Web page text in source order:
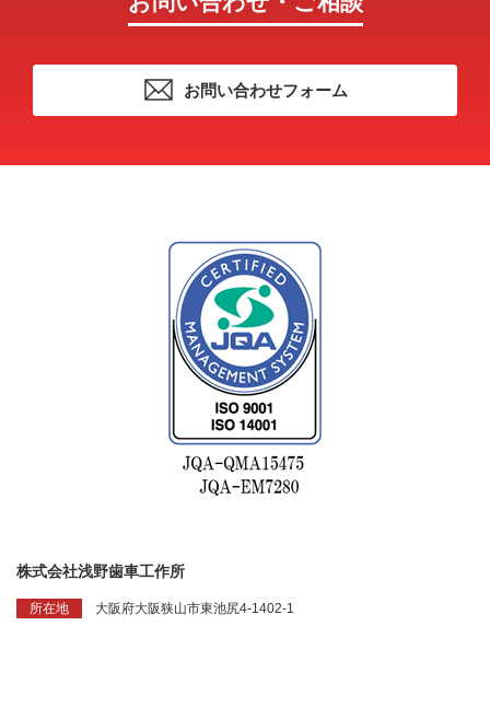
お問い合わせフォーム
株式会社浅野歯車工作所
所在地 大阪府大阪狭山市東池尻4-1402-1